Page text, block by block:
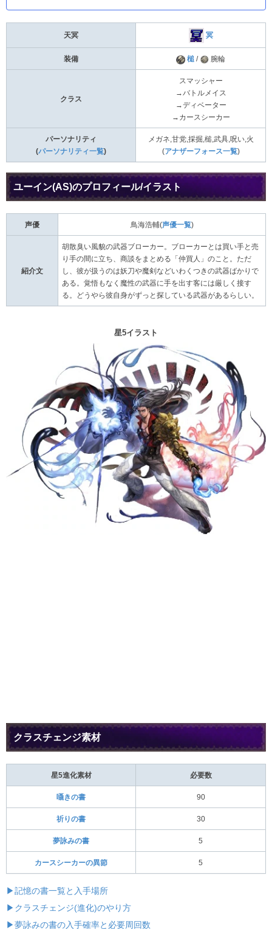
天冥 冥
装備 槌 / 腕輪
クラス
スマッシャー
→バトルメイス
→ディベーター
→カースシーカー
パーソナリティ
(パーソナリティ一覧)
メガネ,甘党,採掘,槌,武具,呪い,火
(アナザーフォース一覧)
ユーイン(AS)のプロフィール/イラスト
声優 鳥海浩輔(声優一覧)
紹介文
胡散臭い風貌の武器ブローカー。ブローカーとは買い手と売
り手の間に立ち、商談をまとめる「仲買人」のこと。ただ
し、彼が扱うのは妖刀や魔剣などいわくつきの武器ばかりで
ある。覚悟もなく魔性の武器に手を出す客には厳しく接す
る。どうやら彼自身がずっと探している武器があるらしい。
星5イラスト
クラスチェンジ素材
星5進化素材 必要数
囁きの書 90
祈りの書 30
夢詠みの書 5
カースシーカーの異節 5
▶記憶の書一覧と入手場所
▶クラスチェンジ(進化)のやり方
▶夢詠みの書の入手確率と必要周回数